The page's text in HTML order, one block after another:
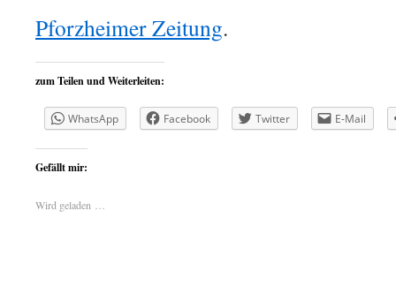
Pforzheimer Zeitung.
zum Teilen und Weiterleiten:
WhatsApp Facebook Twitter E-Mail
Gefällt mir:
Wird geladen …